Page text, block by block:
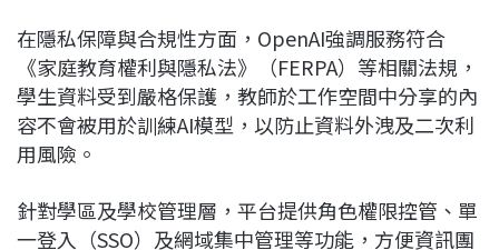
在隱私保障與合規性方面，OpenAI強調服務符合
《家庭教育權利與隱私法》（FERPA）等相關法規，
學生資料受到嚴格保護，教師於工作空間中分享的內
容不會被用於訓練AI模型，以防止資料外洩及二次利
用風險。
針對學區及學校管理層，平台提供角色權限控管、單
一登入（SSO）及網域集中管理等功能，方便資訊團